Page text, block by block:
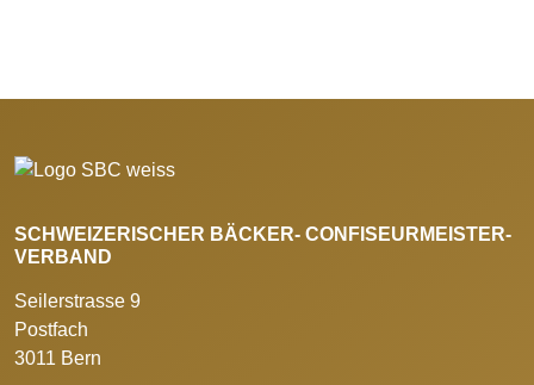
SCHWEIZERISCHER BÄCKER- CONFISEURMEISTER-
VERBAND
Seilerstrasse 9
Postfach
3011 Bern